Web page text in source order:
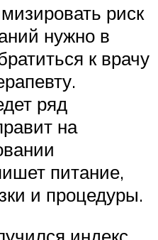
риск
нужно в
к врачу
ряд
на
питание,
и процедуры.